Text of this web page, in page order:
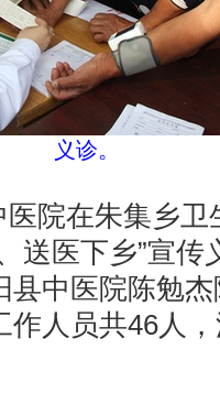
义诊。
院在朱集乡
送医下乡”宣传
县中医院陈勉
作人员共46人